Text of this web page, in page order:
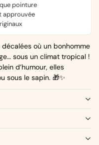
pointure
approuvée
où un bonhomme
sous un climat tropical !
d’humour, elles
sous le sapin. 🎁✨